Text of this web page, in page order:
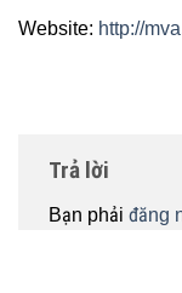
Website: http://
Trả lời
Bạn phải đăng